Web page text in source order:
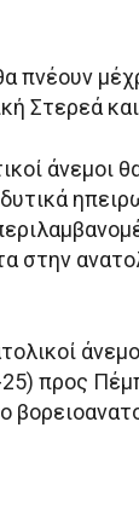
πνέουν
Στερεά
άνεμοι
στην
προς